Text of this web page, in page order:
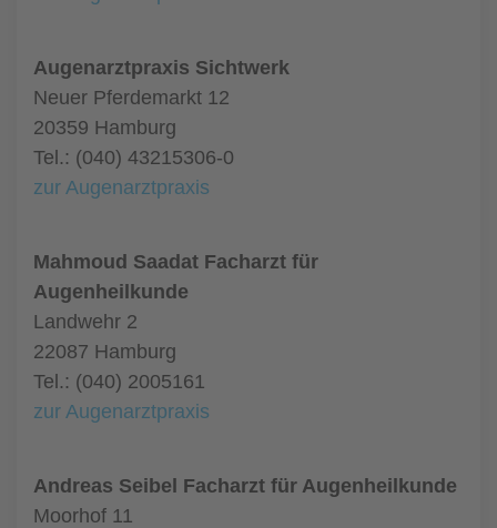
Augenarztpraxis Sichtwerk
Neuer Pferdemarkt 12
20359 Hamburg
Tel.: (040) 43215306-0
zur Augenarztpraxis
Mahmoud Saadat Facharzt für
Augenheilkunde
Landwehr 2
22087 Hamburg
Tel.: (040) 2005161
zur Augenarztpraxis
Andreas Seibel Facharzt für Augenheilkunde
Moorhof 11